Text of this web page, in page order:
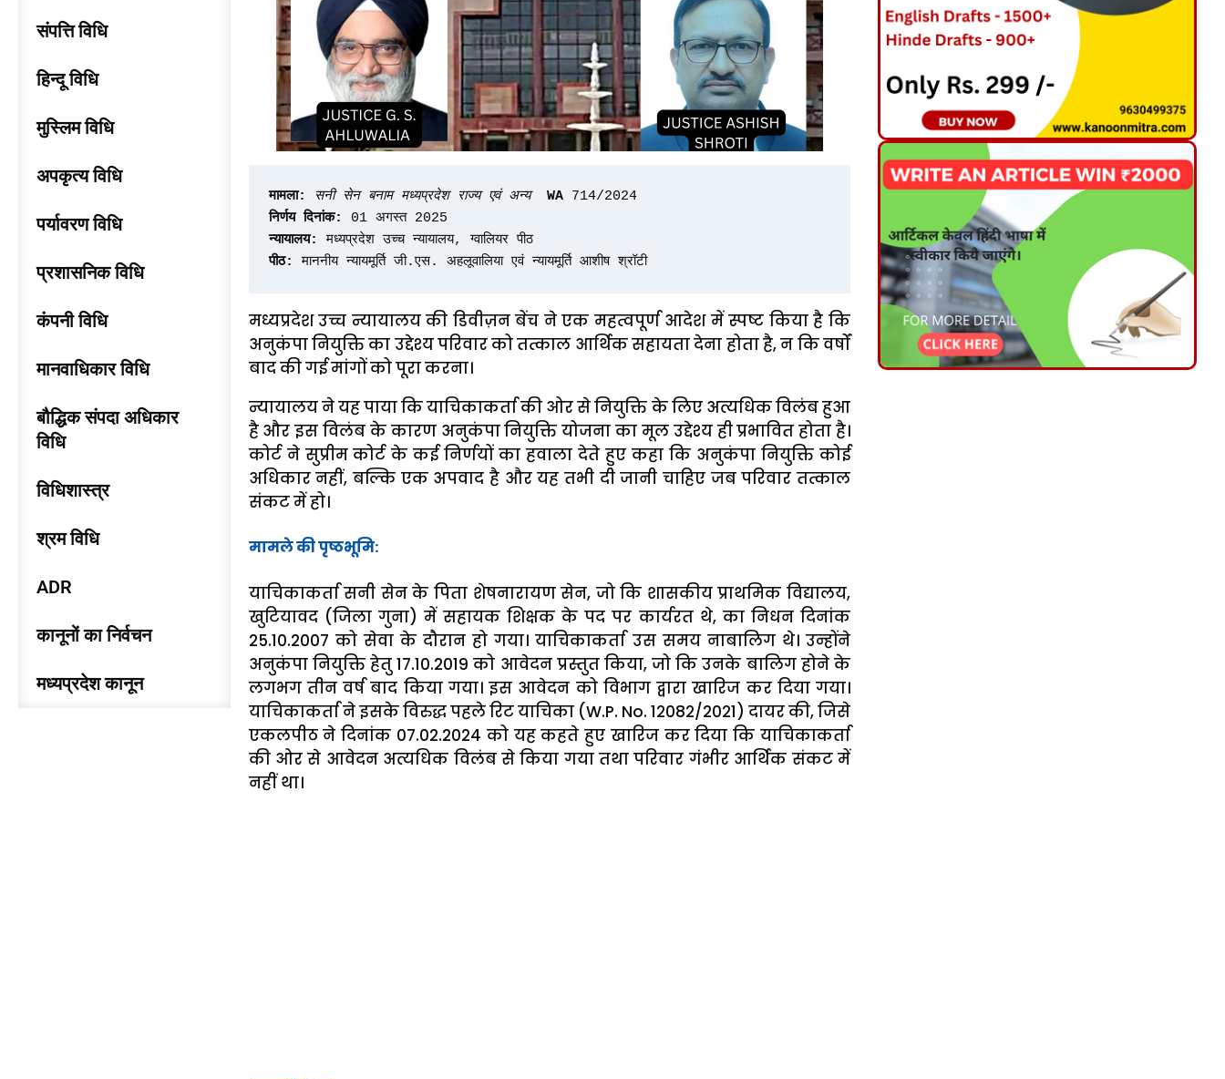
संपत्ति विधि
हिन्दू विधि
मुस्लिम विधि
अपकृत्य विधि
पर्यावरण विधि
प्रशासनिक विधि
कंपनी विधि
मानवाधिकार विधि
बौद्धिक संपदा अधिकार
विधि
विधिशास्त्र
श्रम विधि
ADR
कानूनों का निर्वचन
मध्यप्रदेश कानून
मामला: सनी सेन बनाम मध्यप्रदेश राज्य एवं अन्य
  WA
714/2024
निर्णय दिनांक:
01 अगस्त 2025
न्यायालय:
मध्यप्रदेश उच्च न्यायालय, ग्वालियर पीठ
पीठ:
माननीय न्यायमूर्ति जी.एस. अहलूवालिया एवं न्यायमूर्ति आशीष श्रॉटी
मध्यप्रदेश उच्च न्यायालय की डिवीज़न बेंच ने एक महत्वपूर्ण आदेश में स्पष्ट किया है कि
अनुकंपा नियुक्ति का उद्देश्य परिवार को तत्काल आर्थिक सहायता देना होता है, न कि वर्षों
बाद की गई मांगों को पूरा करना।
न्यायालय ने यह पाया कि याचिकाकर्ता की ओर से नियुक्ति के लिए अत्यधिक विलंब हुआ
है और इस विलंब के कारण अनुकंपा नियुक्ति योजना का मूल उद्देश्य ही प्रभावित होता है।
कोर्ट ने सुप्रीम कोर्ट के कई निर्णयों का हवाला देते हुए कहा कि अनुकंपा नियुक्ति कोई
अधिकार नहीं, बल्कि एक अपवाद है और यह तभी दी जानी चाहिए जब परिवार तत्काल
संकट में हो।
मामले की पृष्ठभूमि:
याचिकाकर्ता सनी सेन के पिता शेषनारायण सेन, जो कि शासकीय प्राथमिक विद्यालय,
खुटियावद (जिला गुना) में सहायक शिक्षक के पद पर कार्यरत थे, का निधन दिनांक
25.10.2007 को सेवा के दौरान हो गया। याचिकाकर्ता उस समय नाबालिग थे। उन्होंने
अनुकंपा नियुक्ति हेतु 17.10.2019 को आवेदन प्रस्तुत किया, जो कि उनके बालिग होने के
लगभग तीन वर्ष बाद किया गया। इस आवेदन को विभाग द्वारा खारिज कर दिया गया।
याचिकाकर्ता ने इसके विरुद्ध पहले रिट याचिका (W.P. No. 12082/2021) दायर की, जिसे
एकलपीठ ने दिनांक 07.02.2024 को यह कहते हुए खारिज कर दिया कि याचिकाकर्ता
की ओर से आवेदन अत्यधिक विलंब से किया गया तथा परिवार गंभीर आर्थिक संकट में
नहीं था।